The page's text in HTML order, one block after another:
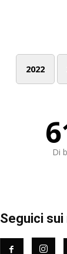
2022
Di
Seguici